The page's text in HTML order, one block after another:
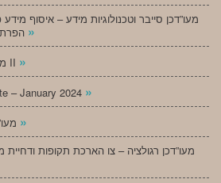
מעו”דכן סייבר וטכנולוגיות מידע – איסוף
»
מעו”דכן ליטיגציה – ינואר 2024 II »
– January 2024 »
»